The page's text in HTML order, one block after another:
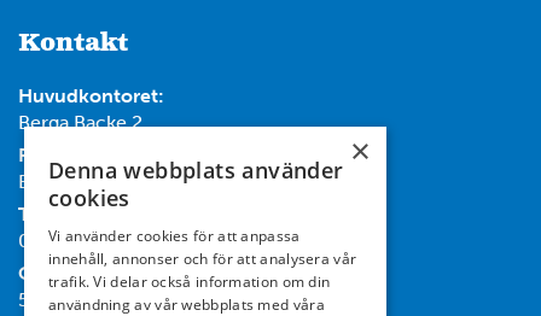
Kontakt
Huvudkontoret:
Berga Backe 2
Post:
Box 732, 182 17 Danderyd
Tel:
08-714 35 00
Org nr:
556467-7119
×
Denna webbplats använder
cookies
Vi använder cookies för att anpassa
innehåll, annonser och för att analysera vår
trafik. Vi delar också information om din
användning av vår webbplats med våra